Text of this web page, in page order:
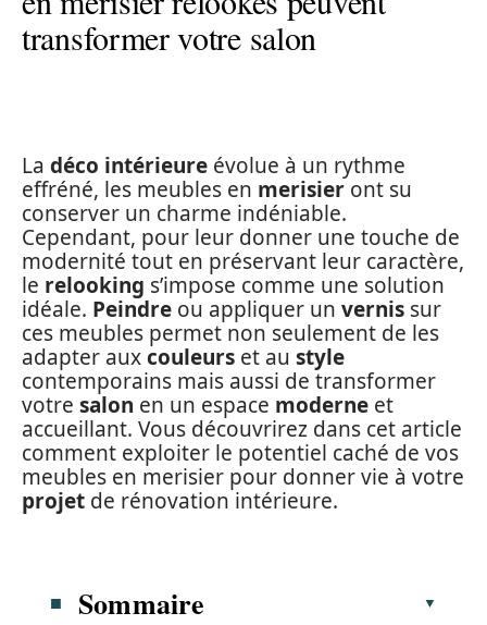
transformer votre salon
La déco intérieure évolue à un rythme
effréné, les meubles en merisier ont su
conserver un charme indéniable.
Cependant, pour leur donner une touche de
modernité tout en préservant leur caractère,
le relooking s’impose comme une solution
idéale. Peindre ou appliquer un vernis sur
ces meubles permet non seulement de les
adapter auxcouleurs et au style
contemporains mais aussi de transformer
votre salon en un espace moderne et
accueillant. Vous découvrirez dans cet article
comment exploiter le potentiel caché de vos
meubles en merisier pour donner vie à votre
projet de rénovation intérieure.
Sommaire